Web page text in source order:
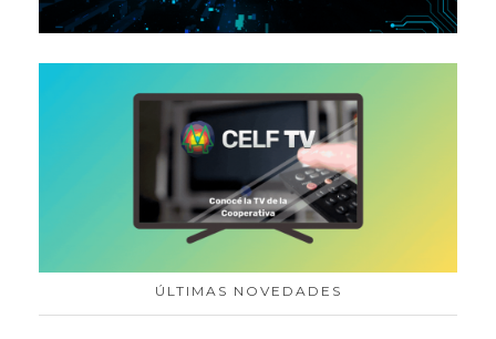
ÚLTIMAS NOVEDADES